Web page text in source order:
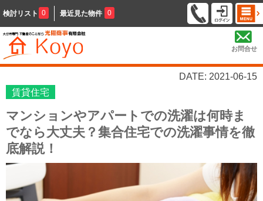
検討リスト 0 最近見た物件 0
お問合せ
DATE: 2021-06-15
賃貸住宅
マンションやアパートでの洗濯は何時ま
でなら大丈夫？集合住宅での洗濯事情を徹
底解説！